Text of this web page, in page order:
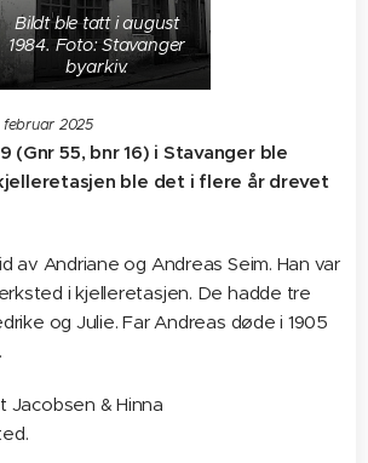
Bildt ble tatt i august
1984. Foto: Stavanger
byarkiv.
februar 2025
(Gnr 55, bnr 16) i Stavanger ble
ble det i flere år drevet
av Andriane og Andreas Seim. Han var
i kjelleretasjen. De hadde tre
og Julie. Far Andreas døde i 1905
Jacobsen & Hinna